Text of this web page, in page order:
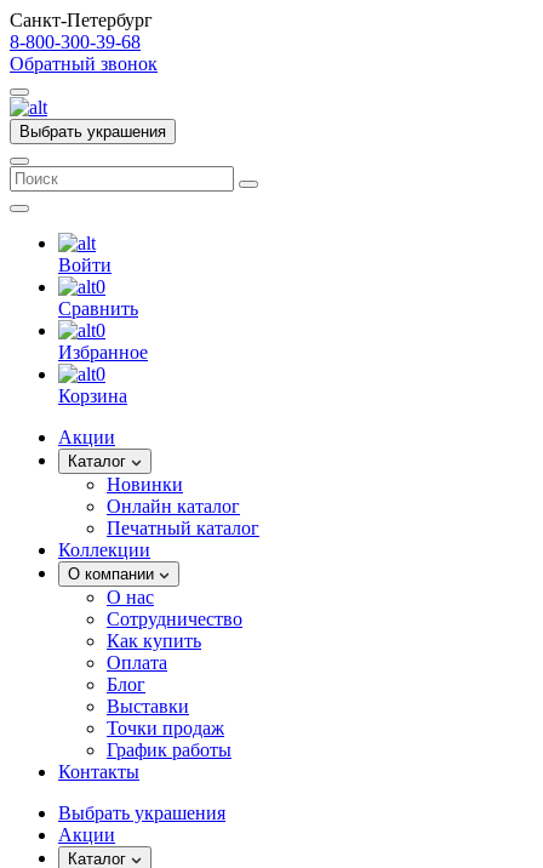
Санкт-Петербург
8-800-300-39-68
Обратный звонок
Выбрать украшения
Войти
0
Сравнить
0
Избранное
0
Корзина
Акции
Каталог
Новинки
Онлайн каталог
Печатный каталог
Коллекции
О компании
О нас
Сотрудничество
Как купить
Оплата
Блог
Выставки
Точки продаж
График работы
Контакты
Выбрать украшения
Акции
Каталог